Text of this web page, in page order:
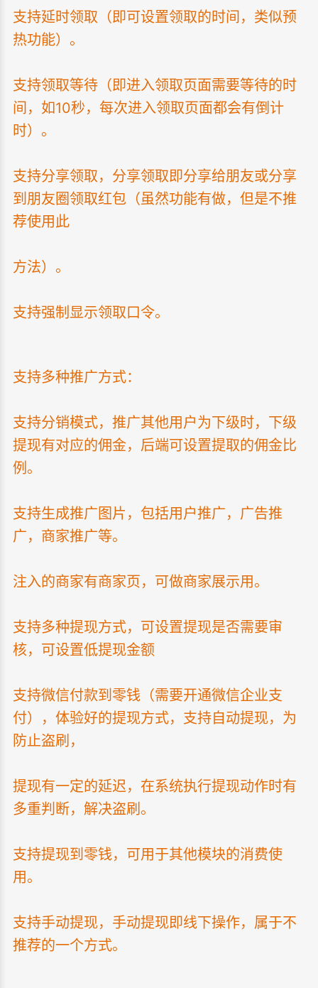
支持延时领取（即可设置领取的时间，类似预
热功能）。
支持领取等待（即进入领取页面需要等待的时
间，如10秒，每次进入领取页面都会有倒计
时）。
支持分享领取，分享领取即分享给朋友或分享
到朋友圈领取红包（虽然功能有做，但是不推
荐使用此
方法）。
支持强制显示领取口令。
支持多种推广方式：
支持分销模式，推广其他用户为下级时，下级
提现有对应的佣金，后端可设置提取的佣金比
例。
支持生成推广图片，包括用户推广，广告推
广，商家推广等。
注入的商家有商家页，可做商家展示用。
支持多种提现方式，可设置提现是否需要审
核，可设置低提现金额
支持微信付款到零钱（需要开通微信企业支
付），体验好的提现方式，支持自动提现，为
防止盗刷，
提现有一定的延迟，在系统执行提现动作时有
多重判断，解决盗刷。
支持提现到零钱，可用于其他模块的消费使
用。
支持手动提现，手动提现即线下操作，属于不
推荐的一个方式。